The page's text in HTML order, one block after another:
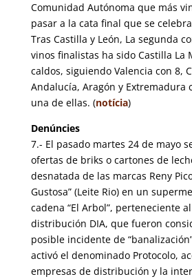
Comunidad Autónoma que más
pasar a la cata final que se
Tras Castilla y León, La segunda
vinos finalistas ha sido Castilla La
caldos, siguiendo Valencia con 8,
Andalucía, Aragón y Extremadura
una de ellas. (notícia)
Denúncies
7.- El pasado martes 24 de mayo
ofertas de briks o cartones de
desnatada de las marcas Reny
Gustosa” (Leite Rio) en un
cadena “El Arbol”, perteneciente
distribución DIA, que fueron
posible incidente de
activó el denominado Protocolo,
empresas de distribución y la